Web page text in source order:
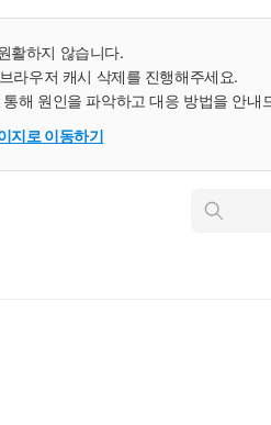
활하지 않습니다.
라우저 캐시 삭제를 진행해주세요.
해 원인을 파악하고 대응 방법을 안내
지로 이동하기
인